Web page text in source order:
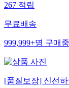
267 적립
무료배송
999,999+명 구매중
[품질보장] 신선